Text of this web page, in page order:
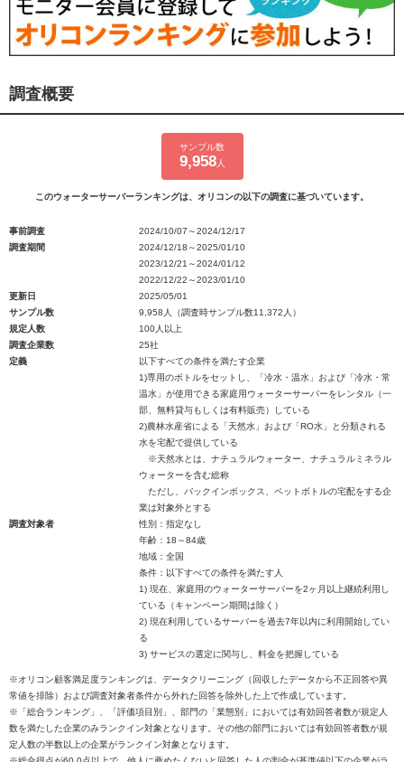
調査概要
サンプル数
9,958人
このウォーターサーバーランキングは、オリコンの以下の調査に基づいています。
事前調査
2024/10/07～2024/12/17
調査期間
2024/12/18～2025/01/10
2023/12/21～2024/01/12
2022/12/22～2023/01/10
更新日
2025/05/01
サンプル数
9,958人（調査時サンプル数11,372人）
規定人数
100人以上
調査企業数
25社
定義
以下すべての条件を満たす企業
1)専用のボトルをセットし、「冷水・温水」および「冷水・常
温水」が使用できる家庭用ウォーターサーバーをレンタル（一
部、無料貸与もしくは有料販売）している
2)農林水産省による「天然水」および「RO水」と分類される
水を宅配で提供している
※天然水とは、ナチュラルウォーター、ナチュラルミネラル
ウォーターを含む総称
ただし、バックインボックス、ペットボトルの宅配をする企
業は対象外とする
調査対象者
性別：指定なし
年齢：18～84歳
地域：全国
条件：以下すべての条件を満たす人
1) 現在、家庭用のウォーターサーバーを2ヶ月以上継続利用し
ている（キャンペーン期間は除く）
2) 現在利用しているサーバーを過去7年以内に利用開始してい
る
3) サービスの選定に関与し、料金を把握している
※オリコン顧客満足度ランキングは、データクリーニング（回収したデータから不正回答や異
常値を排除）および調査対象者条件から外れた回答を除外した上で作成しています。
※「総合ランキング」、「評価項目別」、部門の「業態別」においては有効回答者数が規定人
数を満たした企業のみランクイン対象となります。その他の部門においては有効回答者数が規
定人数の半数以上の企業がランクイン対象となります。